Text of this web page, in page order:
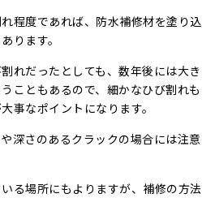
程度であれば、防水補修材を塗り込
ります。
れだったとしても、数年後には大き
こともあるので、細かなひび割れも
事なポイントになります。
深さのあるクラックの場合には注意
る場所にもよりますが、補修の方法